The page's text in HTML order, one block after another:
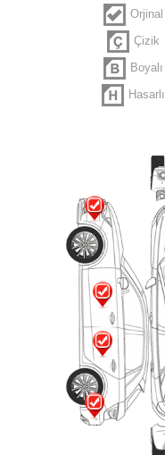
Orjinal
Çizik
Boyalı
Hasarlı